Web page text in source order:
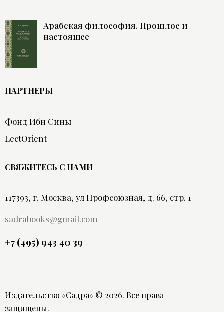
Арабская философия. Прошлое и
настоящее
ПАРТНЕРЫ
Фонд Ибн Сины
LectOrient
СВЯЖИТЕСЬ С НАМИ
117393, г. Москва, ул Профсоюзная, д. 66, стр. 1
sadrabooks@gmail.com
+7 (495) 943 40 39
Издательство «Садра» © 2026. Все права
защищены.